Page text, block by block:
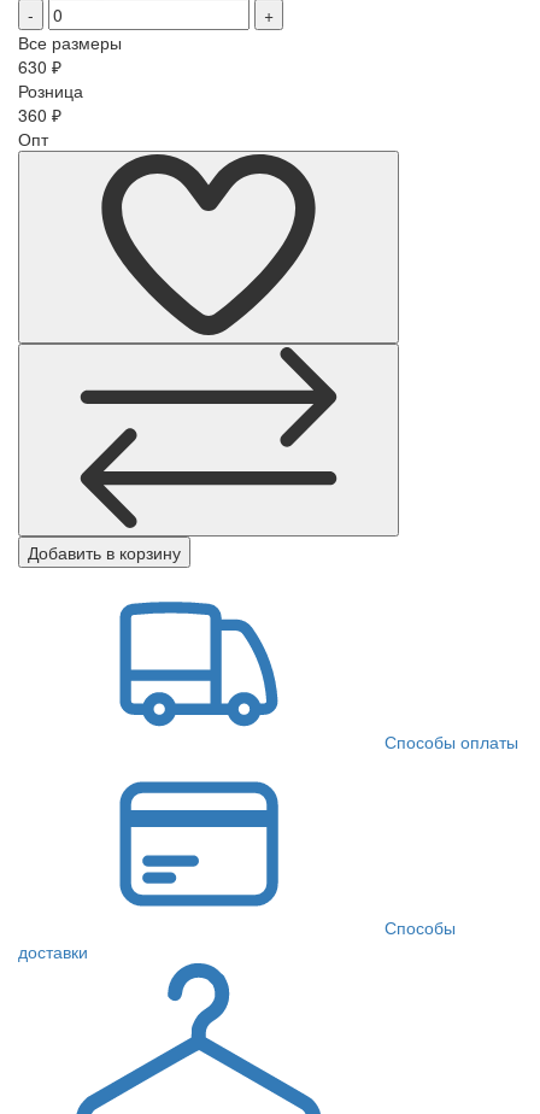
-
+
Все размеры
630 ₽
Розница
360 ₽
Опт
Добавить в корзину
Способы оплаты
Способы
доставки